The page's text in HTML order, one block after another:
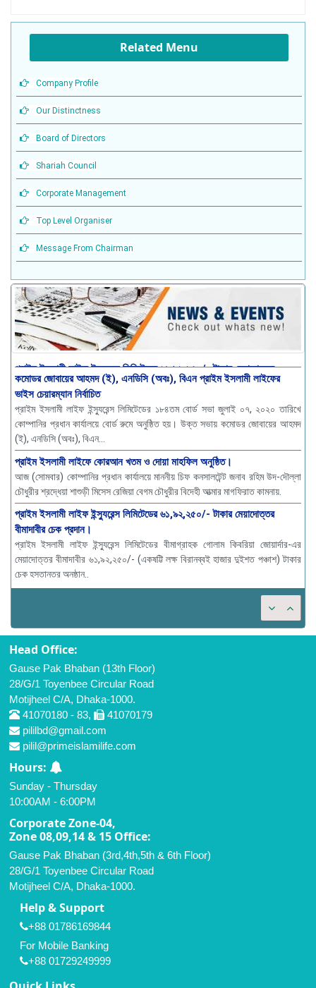
Related Menu
Company Profile
Our Distinctness
Board of Directors
Shariah Council
Corporate Management
Top Level Organiser
Message From Chairman
কমোডর জোবায়ের আহমদ (ই), এনডিসি (অবঃ), বিএন প্রাইম ইসলামী লাইফের
ভাইস চেয়ারম্যান নির্বাচিত
প্রাইম ইসলামী লাইফ ইন্স্যুরেন্স লিমিটেডের ১৮৪তম বোর্ড সভা জুলাই ০৭, ২০২০ তারিখে
কোম্পানির প্রধান কার্যালয়ে বোর্ড রুমে অনুষ্ঠিত হয়। উক্ত সভায় কমোডর জোবায়ের আহমদ
(ই), এনডিসি (অবঃ), বিএন...
প্রাইম ইসলামী লাইফে কোরআন খতম ও দোয়া মাহফিল অনুষ্ঠিত।
আজ (সোমবার) কোম্পানির প্রধান কার্যালয়ে মাননীয় চিফ কনসালটেন্ট জনাব রহিম উদ-দৌল্লা
চৌধুরীর শ্রদ্ধেয়া শাশুড়ী মিসেস রেজিয়া বেগম চৌধুরীর বিদেহী আত্মার মাগফিরাত কামনায়.
প্রাইম ইসলামী লাইফ ইন্স্যুরেন্স লিমিটেডের ৬১,৯২,২৫০/- টাকার মেয়াদোত্তর
বীমাদাবীর চেক প্রদান।
প্রাইম ইসলামী লাইফ ইন্স্যুরেন্স লিমিটেডের বীমাগ্রাহক গোলাম কিবরিয়া জোয়ার্দার-এর
মেয়াদোত্তর বীমাদাবীর ৬১,৯২,২৫০/- (একষট্টি লক্ষ বিরানব্বই হাজার দুইশত পঞ্চাশ) টাকার
চেক হস্তান্তর অনুষ্ঠান..
Head Office:
Gause Pak Bhaban (13th Floor)
28/G/1 Toyenbee Circular Road
Motijheel C/A, Dhaka-1000.
41070180 - 83,
41070179
pililbd@gmail.com
pilil@primeislamilife.com
Hours:
Sunday - Thursday
10:00AM - 6:00PM
Corporate Zone-04,
Zone 08,09,14 & 15 Office:
Gause Pak Bhaban (3rd,4th,5th & 6th Floor)
28/G/1 Toyenbee Circular Road
Motijheel C/A, Dhaka-1000.
Help & Support
+88 01786169844
For Mobile Banking
+88 01729249999